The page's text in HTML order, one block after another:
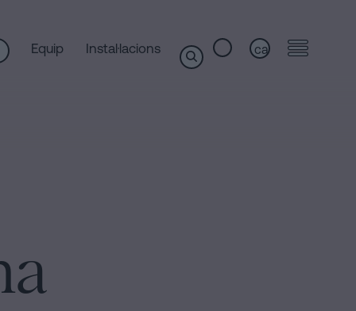
Equip Instal·lacions ca